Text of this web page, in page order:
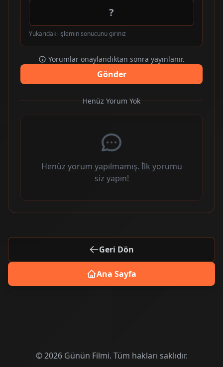
Yukarıdaki işlemin sonucunu giriniz
Yorumlar onaylandıktan sonra yayınlanır.
Gönder
Henüz Yorum Yok
Henüz yorum yapılmamış. İlk yorumu
siz yapın!
Geri Dön
Ana Sayfa
© 2026 Günün Filmi. Tüm hakları saklıdır.